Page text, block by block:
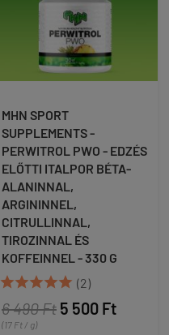
MHN SPORT
SUPPLEMENTS -
PERWITROL PWO - EDZÉS
ELŐTTI ITALPOR BÉTA-
ALANINNAL,
ARGININNEL,
CITRULLINNAL,
TIROZINNAL ÉS
KOFFEINNEL - 330 G
 (2)
6 490 Ft 5 500 Ft
(17 Ft / g)